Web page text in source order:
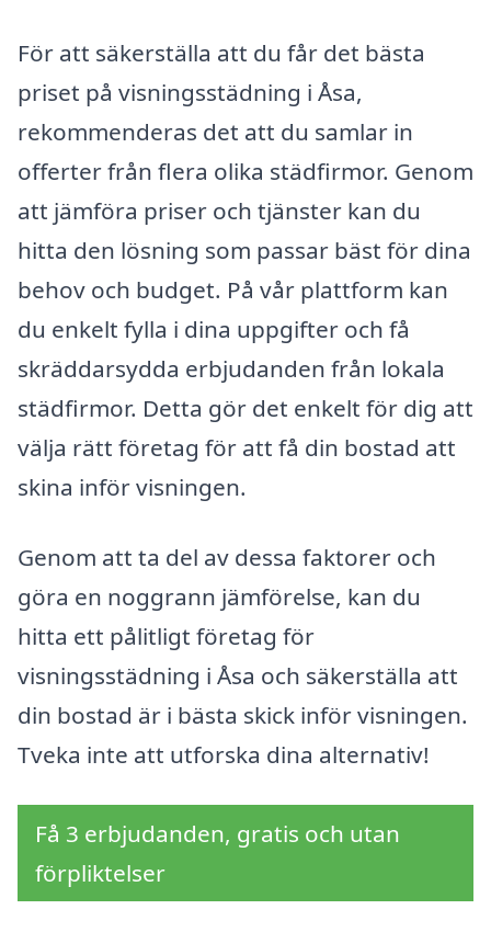
För att säkerställa att du får det bästa
priset på visningsstädning i Åsa,
rekommenderas det att du samlar in
offerter från flera olika städfirmor. Genom
att jämföra priser och tjänster kan du
hitta den lösning som passar bäst för dina
behov och budget. På vår plattform kan
du enkelt fylla i dina uppgifter och få
skräddarsydda erbjudanden från lokala
städfirmor. Detta gör det enkelt för dig att
välja rätt företag för att få din bostad att
skina inför visningen.
Genom att ta del av dessa faktorer och
göra en noggrann jämförelse, kan du
hitta ett pålitligt företag för
visningsstädning i Åsa och säkerställa att
din bostad är i bästa skick inför visningen.
Tveka inte att utforska dina alternativ!
Få 3 erbjudanden, gratis och utan
förpliktelser